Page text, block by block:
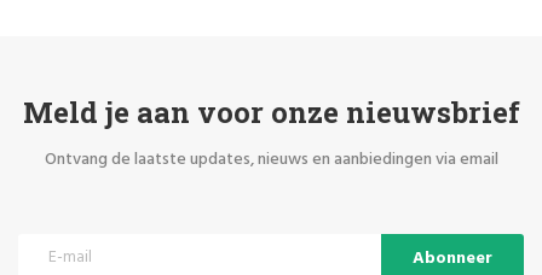
Meld je aan voor onze nieuwsbrief
Ontvang de laatste updates, nieuws en aanbiedingen via email
Abonneer